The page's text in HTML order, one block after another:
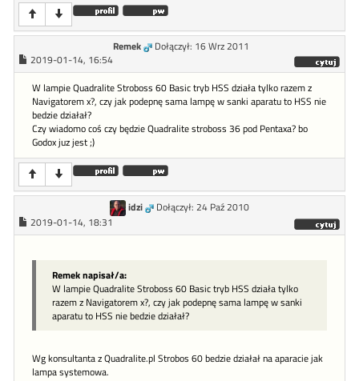
Remek
Dołączył: 16 Wrz 2011
2019-01-14, 16:54
W lampie Quadralite Stroboss 60 Basic tryb HSS działa tylko razem z
Navigatorem x?, czy jak podepnę sama lampę w sanki aparatu to HSS nie
bedzie działał?
Czy wiadomo coś czy będzie Quadralite stroboss 36 pod Pentaxa? bo
Godox juz jest ;)
idzi
Dołączył: 24 Paź 2010
2019-01-14, 18:31
Remek napisał/a:
W lampie Quadralite Stroboss 60 Basic tryb HSS działa tylko
razem z Navigatorem x?, czy jak podepnę sama lampę w sanki
aparatu to HSS nie bedzie działał?
Wg konsultanta z Quadralite.pl Strobos 60 bedzie działał na aparacie jak
lampa systemowa.